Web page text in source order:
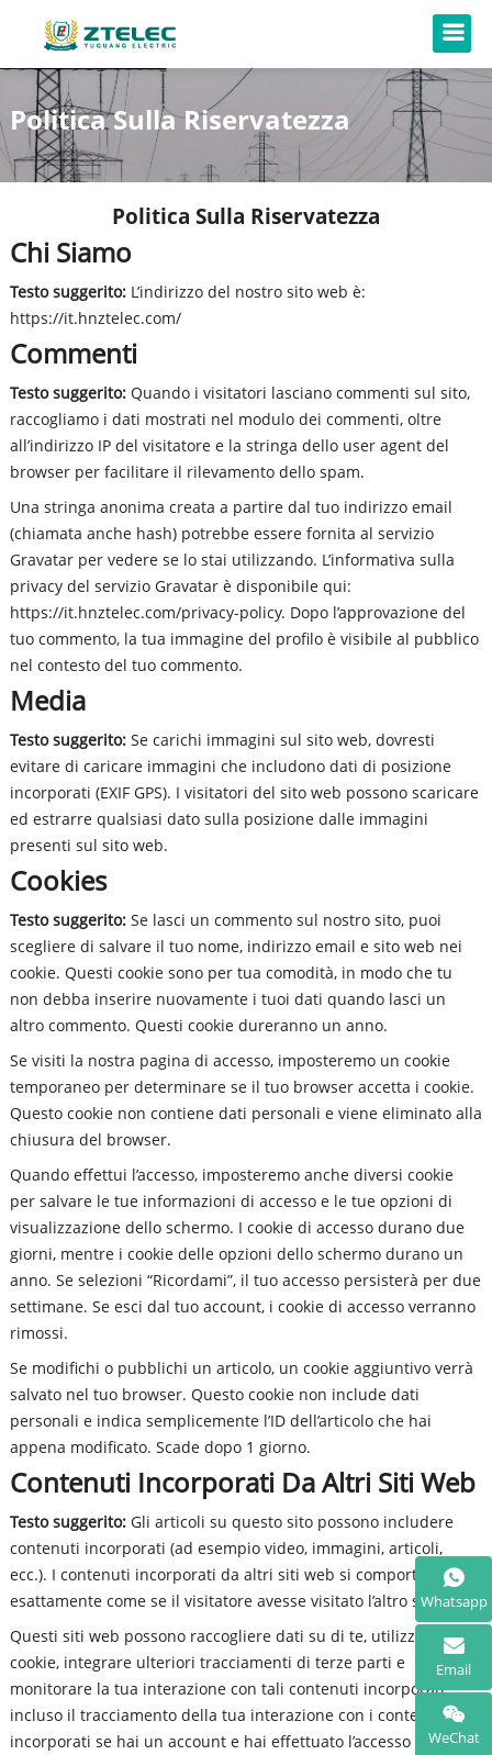
Politica Sulla Riservatezza
Politica Sulla Riservatezza
Chi Siamo
Testo suggerito:L’indirizzo del nostro sito web è:
https://it.hnztelec.com/
Commenti
Testo suggerito:Quando i visitatori lasciano commenti sul sito,
raccogliamo i dati mostrati nel modulo dei commenti, oltre
all’indirizzo IP del visitatore e la stringa dello user agent del
browser per facilitare il rilevamento dello spam.
Una stringa anonima creata a partire dal tuo indirizzo email
(chiamata anche hash) potrebbe essere fornita al servizio
Gravatar per vedere se lo stai utilizzando. L’informativa sulla
privacy del servizio Gravatar è disponibile qui:
https://it.hnztelec.com/privacy-policy. Dopo l’approvazione del
tuo commento, la tua immagine del profilo è visibile al pubblico
nel contesto del tuo commento.
Media
Testo suggerito:Se carichi immagini sul sito web, dovresti
evitare di caricare immagini che includono dati di posizione
incorporati (EXIF GPS). I visitatori del sito web possono scaricare
ed estrarre qualsiasi dato sulla posizione dalle immagini
presenti sul sito web.
Cookies
Testo suggerito:Se lasci un commento sul nostro sito, puoi
scegliere di salvare il tuo nome, indirizzo email e sito web nei
cookie. Questi cookie sono per tua comodità, in modo che tu
non debba inserire nuovamente i tuoi dati quando lasci un
altro commento. Questi cookie dureranno un anno.
Se visiti la nostra pagina di accesso, imposteremo un cookie
temporaneo per determinare se il tuo browser accetta i cookie.
Questo cookie non contiene dati personali e viene eliminato alla
chiusura del browser.
Quando effettui l’accesso, imposteremo anche diversi cookie
per salvare le tue informazioni di accesso e le tue opzioni di
visualizzazione dello schermo. I cookie di accesso durano due
giorni, mentre i cookie delle opzioni dello schermo durano un
anno. Se selezioni “Ricordami”, il tuo accesso persisterà per due
settimane. Se esci dal tuo account, i cookie di accesso verranno
rimossi.
Se modifichi o pubblichi un articolo, un cookie aggiuntivo verrà
salvato nel tuo browser. Questo cookie non include dati
personali e indica semplicemente l’ID dell’articolo che hai
appena modificato. Scade dopo 1 giorno.
Contenuti Incorporati Da Altri Siti Web
Testo suggerito:Gli articoli su questo sito possono includere
contenuti incorporati (ad esempio video, immagini, articoli,
ecc.). I contenuti incorporati da altri siti web si comportano
esattamente come se il visitatore avesse visitato l’altro sito web.
Questi siti web possono raccogliere dati su di te, utilizzare
cookie, integrare ulteriori tracciamenti di terze parti e
monitorare la tua interazione con tali contenuti incorporati,
incluso il tracciamento della tua interazione con i contenuti
incorporati se hai un account e hai effettuato l’accesso a quel
Whatsapp
Email
WeChat